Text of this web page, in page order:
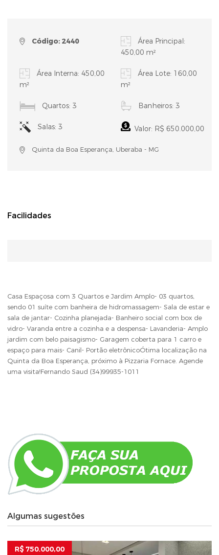
Código: 2440
Área Principal:
450,00 m²
Área Interna: 450,00
m²
Área Lote: 160,00
m²
Quartos: 3 Banheiros: 3
Salas: 3 Valor: R$ 650.000,00
Quinta da Boa Esperança, Uberaba - MG
Facilidades
Casa Espaçosa com 3 Quartos e Jardim Amplo- 03 quartos,
sendo 01 suíte com banheira de hidromassagem- Sala de estar e
sala de jantar- Cozinha planejada- Banheiro social com box de
vidro- Varanda entre a cozinha e a despensa- Lavanderia- Amplo
jardim com belo paisagismo- Garagem coberta para 1 carro e
espaço para mais- Canil- Portão eletrônicoÓtima localização na
Quinta da Boa Esperança, próximo à Pizzaria Fornace. Agende
uma visita!Fernando Saud (34)99935-1011
Algumas sugestões
R$ 750.000,00